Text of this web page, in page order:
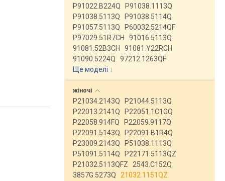
P91022.B224Q
P91038.1113Q
P91038.5113Q
P91038.5114Q
P91057.5113Q
P60032.5214QF
P97029.51R7CH
91016.5113Q
91081.52B3CH
91081.Y22RCH
91090.5224Q
97212.1263QF
Ще моделі ↓
жіночі
P21034.2143Q
P21044.5113Q
P22013.2141Q
P22051.1C1GQ
P22058.914FQ
P22059.9117Q
P22091.5143Q
P22091.B1R4Q
P23009.2143Q
P51038.1113Q
P51091.5114Q
P22171.5113QZ
P21032.5113QFZ
2543.C152Q
3857G.5273Q
21032.1151QZ